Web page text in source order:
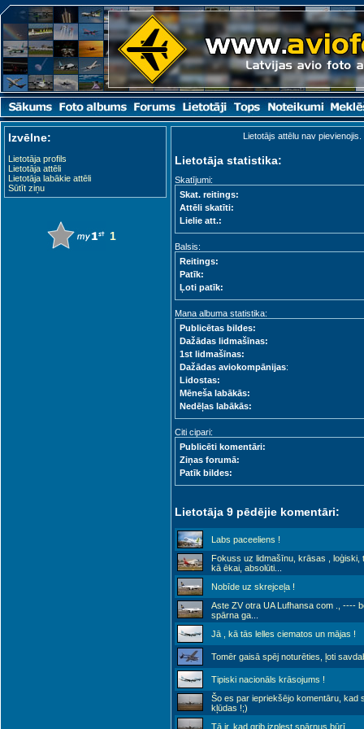
Izvēlne:
Lietotāja profils
Lietotāja attēli
Lietotāja labākie attēli
Sūtīt ziņu
1
Lietotājs attēlu nav pievienojis.
Lietotāja statistika:
Skatījumi:
Skat. reitings:
Attēli skatīti:
Lielie att.:
Balsis:
Reitings:
Patīk:
Ļoti patīk:
Mana albuma statistika:
Publicētas bildes:
Dažādas lidmašīnas:
1st lidmašīnas:
Dažādas aviokompānijas:
Lidostas:
Mēneša labākās:
Nedēļas labākās:
Citi cipari:
Publicēti komentāri:
Ziņas forumā:
Patīk bildes:
Lietotāja 9 pēdējie komentāri:
Labs paceeliens !
Fokuss uz lidmašīnu, krāsas , loģiski,
kā ēkai, absolūti
Nobīde uz skrejceļa !
Aste ZV otra UA Lufhansa com ., ----
spārna ga
Jā , kā tās lelles ciematos un mājas !
Tomēr gaisā spēj noturēties, ļoti
Tipiski nacionāls krāsojums !
Šo es par iepriekšējo komentāru, kad
kļūdas !;)
Tā ir, kad grib izplest spārnus būrī...